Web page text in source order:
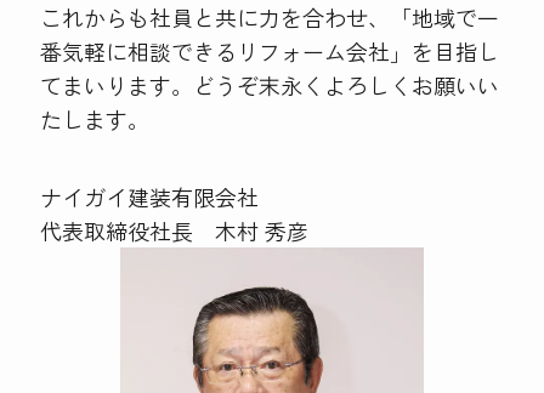
これからも社員と共に力を合わせ、「地域で一
番気軽に相談できるリフォーム会社」を目指し
てまいります。どうぞ末永くよろしくお願いい
たします。
ナイガイ建装有限会社
代表取締役社長 木村 秀彦